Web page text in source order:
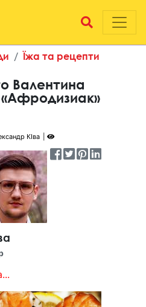
Їжа та рецепти
Валентина
КІва